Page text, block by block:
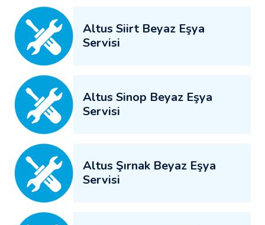
Altus Siirt Beyaz Eşya
Servisi
Altus Sinop Beyaz Eşya
Servisi
Altus Şırnak Beyaz Eşya
Servisi